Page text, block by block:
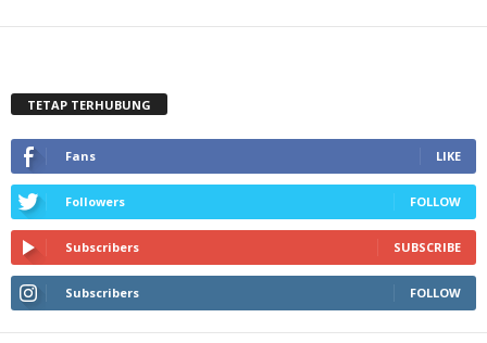
TETAP TERHUBUNG
Fans LIKE
Followers FOLLOW
Subscribers SUBSCRIBE
Subscribers FOLLOW